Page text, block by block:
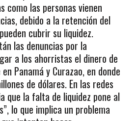
como las personas vienen
debido a la retención del
cubrir su liquidez.
las denuncias por la
a los ahorristas el dinero de
Panamá y Curazao, en donde
de dólares. En las redes
que la falta de liquidez pone al
lo que implica un problema